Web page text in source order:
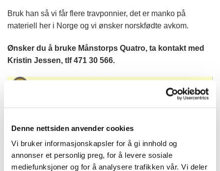
Denne nettsiden anvender cookies
Vi bruker informasjonskapsler for å gi innhold og
annonser et personlig preg, for å levere sosiale
mediefunksjoner og for å analysere trafikken vår. Vi deler
Bruk han så vi får flere travponnier, det er manko på
materiell her i Norge og vi ønsker norskfødte avkom.
Ønsker du å bruke Månstorps Quatro, ta kontakt med
Kristin Jessen, tlf 471 30 566.